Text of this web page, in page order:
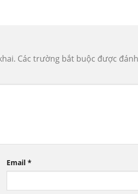
Các trường bắt buộc được
Email*